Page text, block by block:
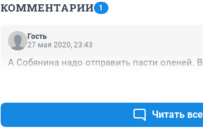
КОММЕНТАРИИ 1
Гость
27 мая 2020, 23:43
А Собянина надо отправить пасти оленей.
Читать